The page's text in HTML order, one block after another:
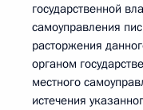
государственной
самоуправления
расторжения
органом
местного
истечения